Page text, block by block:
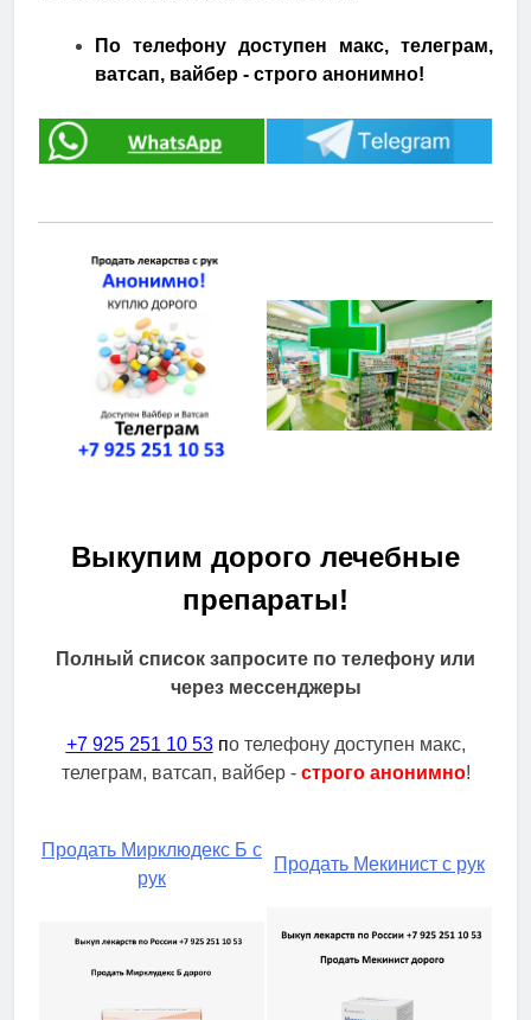
По телефону доступен макс, телеграм,
ватсап, вайбер - строго анонимно!
Выкупим дорого лечебные
препараты!
Полный список запросите по телефону или
через мессенджеры
+7 925 251 10 53по телефону доступен макс,
телеграм, ватсап, вайбер - строго анонимно!
Продать Мирклюдекс Б с
рук
Продать Мекинист с рук